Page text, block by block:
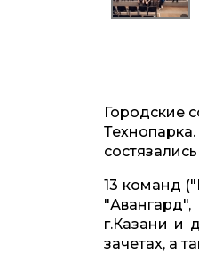
Городские
13 команд
г.Казани и
зачетах, а